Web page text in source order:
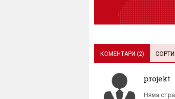
КОМЕНТАРИ (2)
projekt
Няма